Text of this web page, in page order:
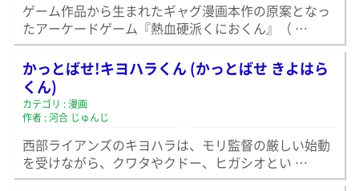
ゲーム作品から生まれたギャグ漫画本作の原案となっ
たアーケードゲーム『熱血硬派くにおくん』（ …
かっとばせ!キヨハラくん (かっとばせ きよはら
くん)
カテゴリ : 漫画
作者 : 河合 じゅんじ
西部ライアンズのキヨハラは、モリ監督の厳しい始動
を受けながら、クワタやクドー、ヒガシオとい …